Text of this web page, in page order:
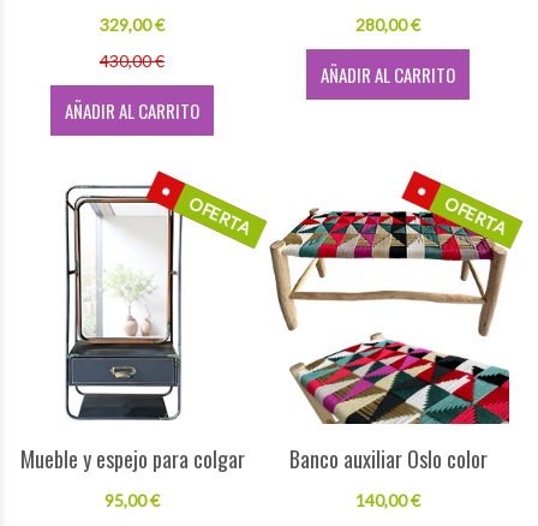
329,00 €
430,00 €
AÑADIR AL CARRITO
280,00 €
AÑADIR AL CARRITO
OFERTA
Mueble y espejo para colgar
95,00 €
OFERTA
Banco auxiliar Oslo color
140,00 €